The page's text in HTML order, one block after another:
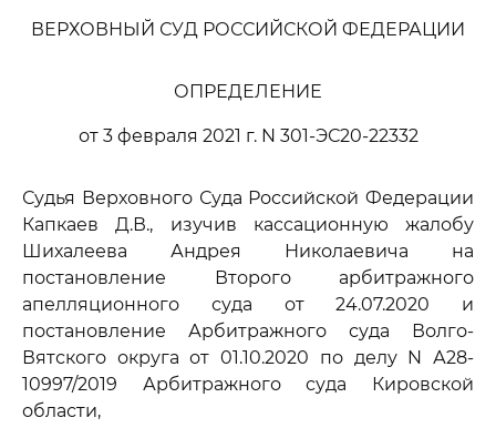
ВЕРХОВНЫЙ СУД РОССИЙСКОЙ ФЕДЕРАЦИИ
ОПРЕДЕЛЕНИЕ
от 3 февраля 2021 г. N 301-ЭС20-22332
Судья Верховного Суда Российской Федерации
Капкаев Д.В., изучив кассационную жалобу
Шихалеева Андрея Николаевича на
постановление Второго арбитражного
апелляционного суда от 24.07.2020 и
постановление Арбитражного суда Волго-
Вятского округа от 01.10.2020 по делу N А28-
10997/2019 Арбитражного суда Кировской
области,